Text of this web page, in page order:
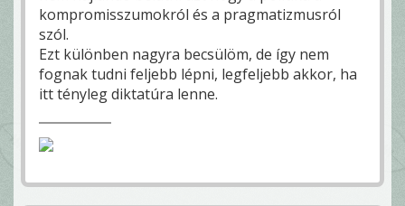
kompromisszumokról és a pragmatizmusról
szól.
Ezt különben nagyra becsülöm, de így nem
fognak tudni feljebb lépni, legfeljebb akkor, ha
itt tényleg diktatúra lenne.